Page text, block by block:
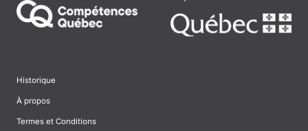
Historique
À propos
Termes et Conditions